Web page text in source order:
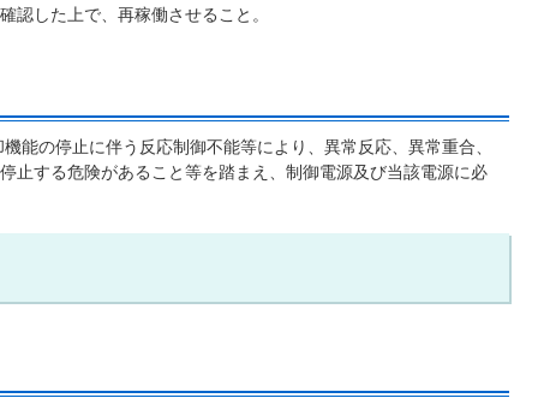
認した上で、再稼働させること。
能の停止に伴う反応制御不能等により、異常反応、異常重合、
止する危険があること等を踏まえ、制御電源及び当該電源に必